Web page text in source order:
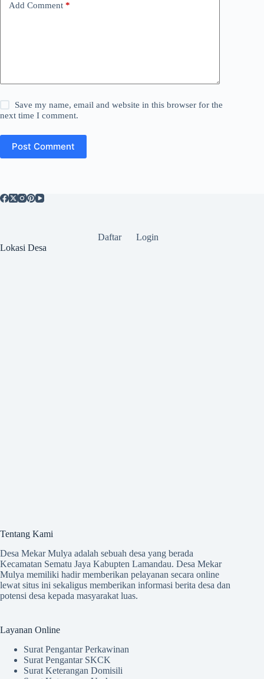
Add Comment *
Save my name, email and website in this browser for the
next time I comment.
Post Comment
Daftar
Login
Lokasi Desa
Tentang Kami
Desa Mekar Mulya adalah sebuah desa yang berada
Kecamatan Sematu Jaya Kabupten Lamandau. Desa Mekar
Mulya memiliki hadir memberikan pelayanan secara online
lewat situs ini sekaligus memberikan informasi berita desa dan
potensi desa kepada masyarakat luas.
Layanan Online
Surat Pengantar Perkawinan
Surat Pengantar SKCK
Surat Keterangan Domisili